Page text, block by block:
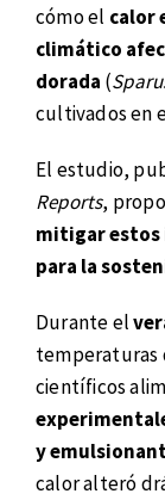
cómo el calor
climático
dorada (
cultivados en
El estudio,
Reports,
mitigar estos
para la
Durante el
temperaturas
científicos
y
calor alteró